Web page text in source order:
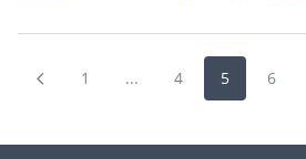
1 ... 4 5 6